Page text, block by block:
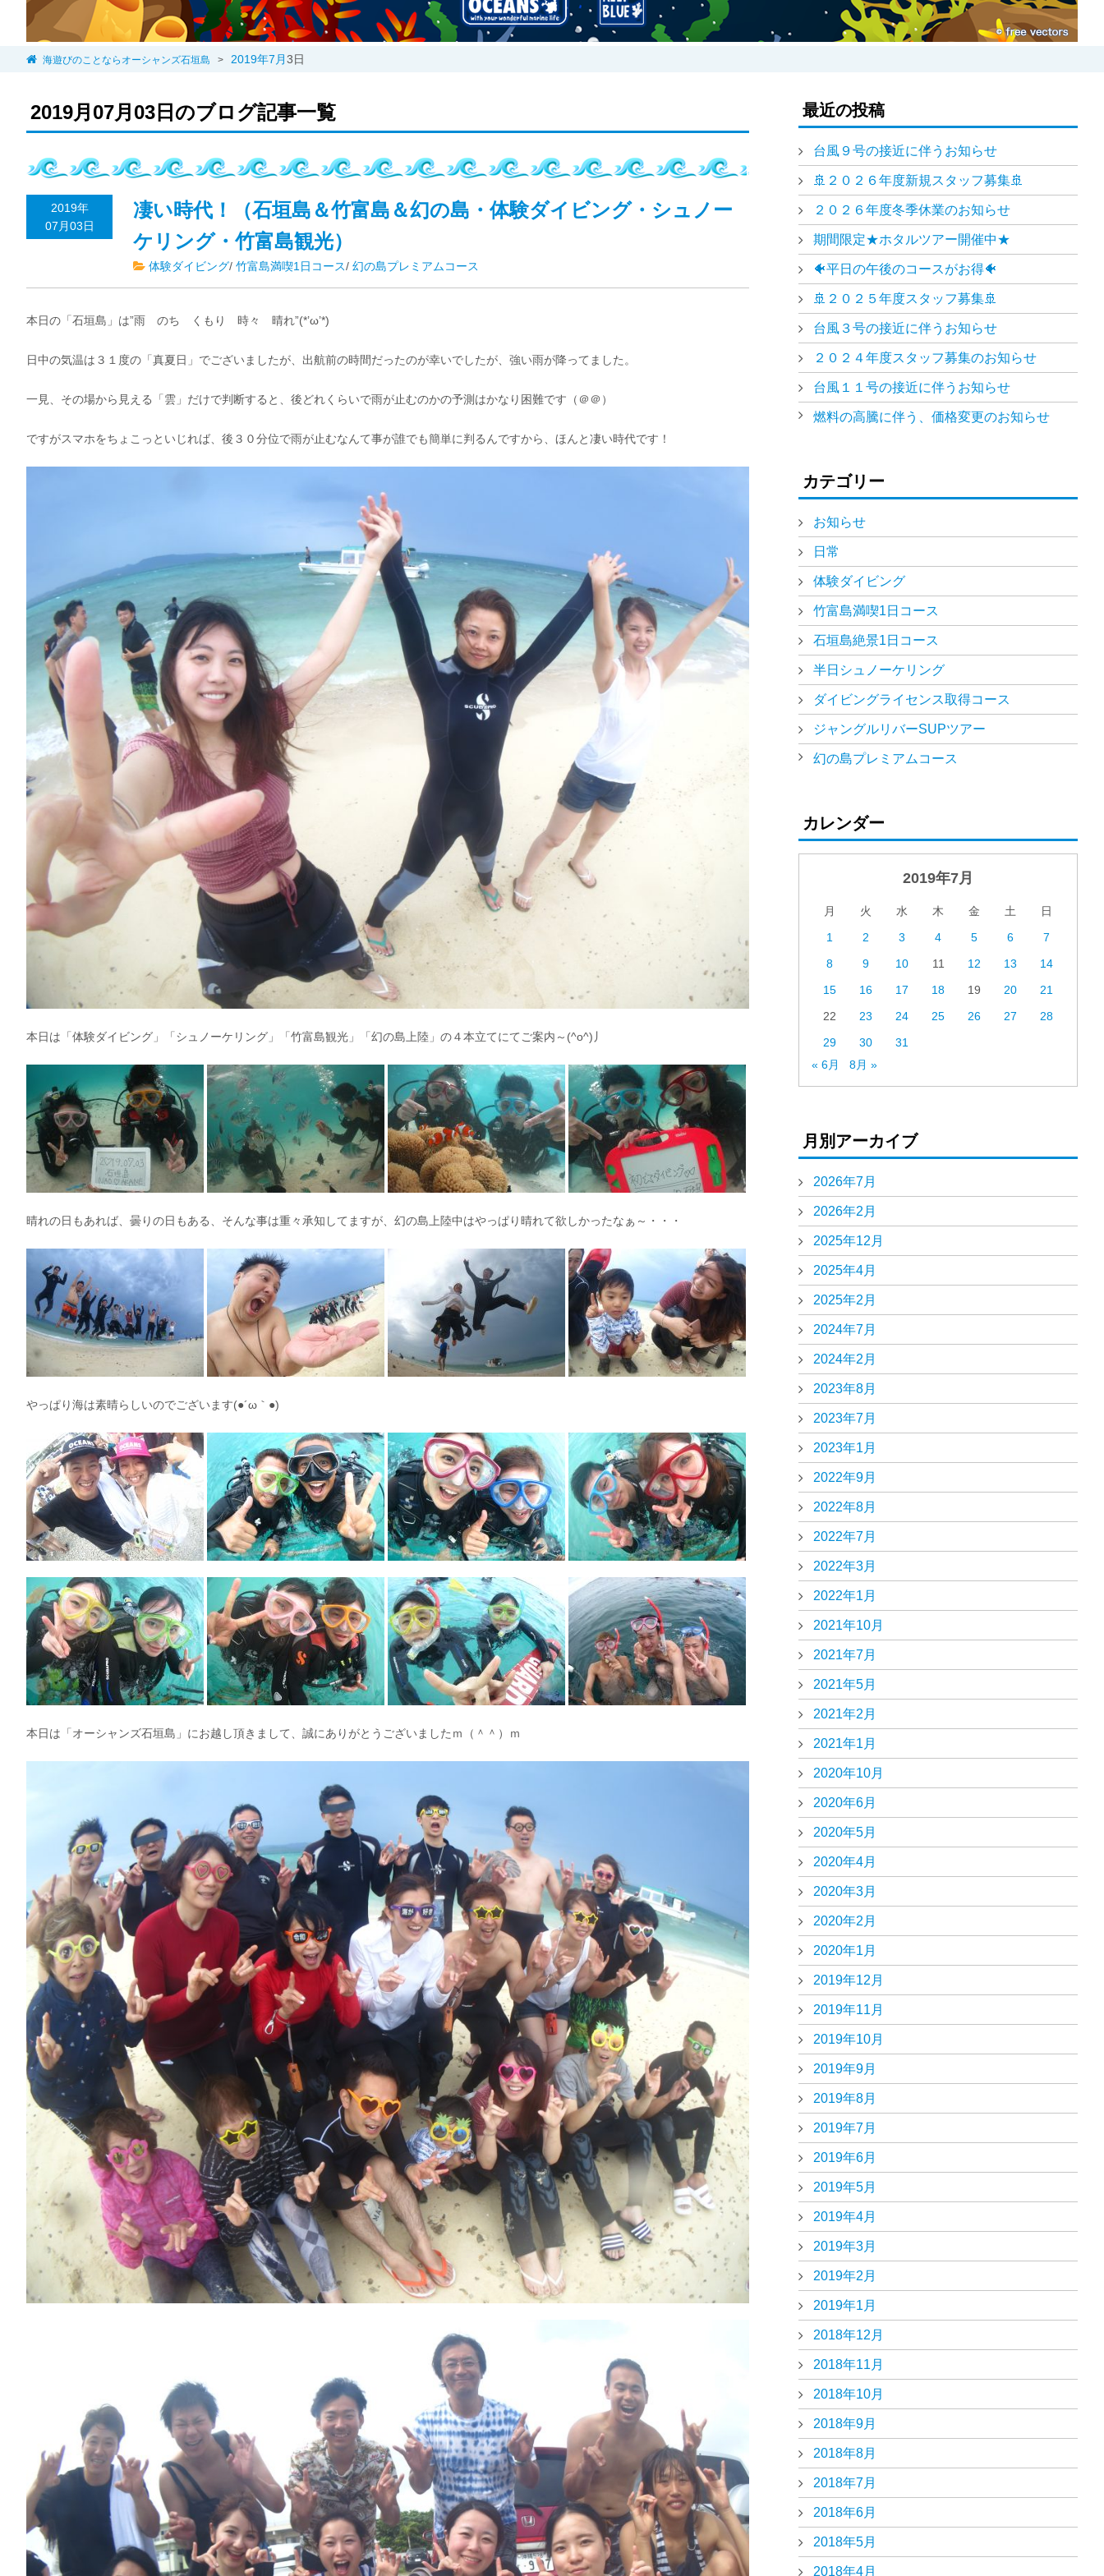
海遊びのことならオーシャンズ石垣島 > 2019年7月3日
2019月07月03日のブログ記事一覧
2019年
07月03日
凄い時代！（石垣島＆竹富島＆幻の島・体験ダイビング・シュノー
ケリング・竹富島観光）
体験ダイビング/ 竹富島満喫1日コース/ 幻の島プレミアムコース
本日の「石垣島」は”雨 のち くもり 時々 晴れ”(*’ω’*)
日中の気温は３１度の「真夏日」でございましたが、出航前の時間だったのが幸いでしたが、強い雨が降ってました。
一見、その場から見える「雲」だけで判断すると、後どれくらいで雨が止むのかの予測はかなり困難です（＠＠）
ですがスマホをちょこっといじれば、後３０分位で雨が止むなんて事が誰でも簡単に判るんですから、ほんと凄い時代です！
本日は「体験ダイビング」「シュノーケリング」「竹富島観光」「幻の島上陸」の４本立てにてご案内～(^o^)丿
晴れの日もあれば、曇りの日もある、そんな事は重々承知してますが、幻の島上陸中はやっぱり晴れて欲しかったなぁ～・・・
やっぱり海は素晴らしいのでございます(●´ω｀●)
本日は「オーシャンズ石垣島」にお越し頂きまして、誠にありがとうございましたｍ（＾＾）ｍ
最近の投稿
台風９号の接近に伴うお知らせ
🚢２０２６年度新規スタッフ募集🚢
２０２６年度冬季休業のお知らせ
期間限定★ホタルツアー開催中★
🐠平日の午後のコースがお得🐠
🚢２０２５年度スタッフ募集🚢
台風３号の接近に伴うお知らせ
２０２４年度スタッフ募集のお知らせ
台風１１号の接近に伴うお知らせ
燃料の高騰に伴う、価格変更のお知らせ
カテゴリー
お知らせ
日常
体験ダイビング
竹富島満喫1日コース
石垣島絶景1日コース
半日シュノーケリング
ダイビングライセンス取得コース
ジャングルリバーSUPツアー
幻の島プレミアムコース
カレンダー
2019年7月
月 火 水 木 金 土
日
1
2 3 4 5 6
7
8
9 10 11 12 13
14
15
16 17 18 19 20
21
22
23 24 25 26 27
28
29
30
31
« 6月
8月 »
月別アーカイブ
2026年7月
2026年2月
2025年12月
2025年4月
2025年2月
2024年7月
2024年2月
2023年8月
2023年7月
2023年1月
2022年9月
2022年8月
2022年7月
2022年3月
2022年1月
2021年10月
2021年7月
2021年5月
2021年2月
2021年1月
2020年10月
2020年6月
2020年5月
2020年4月
2020年3月
2020年2月
2020年1月
2019年12月
2019年11月
2019年10月
2019年9月
2019年8月
2019年7月
2019年6月
2019年5月
2019年4月
2019年3月
2019年2月
2019年1月
2018年12月
2018年11月
2018年10月
2018年9月
2018年8月
2018年7月
2018年6月
2018年5月
2018年4月